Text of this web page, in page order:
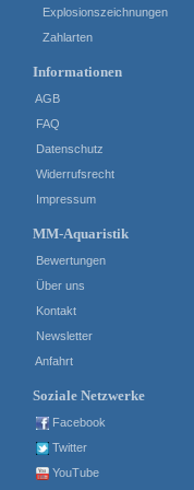
Explosionszeichnungen
Zahlarten
Informationen
AGB
FAQ
Datenschutz
Widerrufsrecht
Impressum
MM-Aquaristik
Bewertungen
Über uns
Kontakt
Newsletter
Anfahrt
Soziale Netzwerke
Facebook
Twitter
YouTube